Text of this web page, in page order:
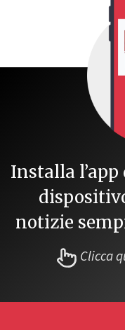
Installa
notizie
Clicca